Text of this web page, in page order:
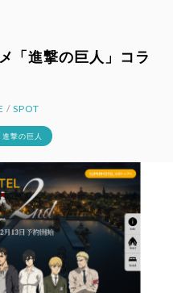
「進撃の巨人」コラ
/ SPOT
進撃の巨人